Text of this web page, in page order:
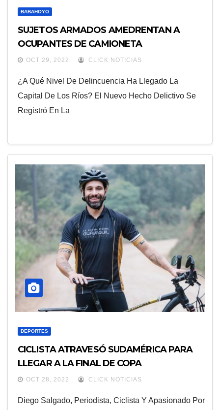
BABAHOYO
SUJETOS ARMADOS AMEDRENTAN A
OCUPANTES DE CAMIONETA
OCT 29, 2022 CLICK NOTICIAS
¿A Qué Nivel De Delincuencia Ha Llegado La
Capital De Los Ríos? El Nuevo Hecho Delictivo Se
Registró En La
DEPORTES
CICLISTA ATRAVESÓ SUDAMÉRICA PARA
LLEGAR A LA FINAL DE COPA
LIBERTADORES
OCT 28, 2022 CLICK NOTICIAS
Diego Salgado, Periodista, Ciclista Y Apasionado Por